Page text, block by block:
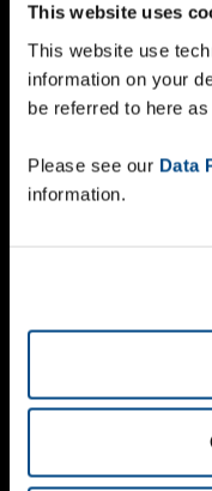
This website uses
This website use
information on your
be referred to here as
Please see our Data
information.